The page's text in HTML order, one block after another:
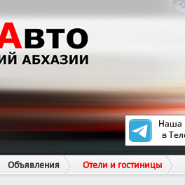
Объявления Отели и гостиницы